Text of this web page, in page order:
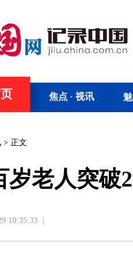
焦点 · 视讯
> 正文
岁老人突破
10:35:33